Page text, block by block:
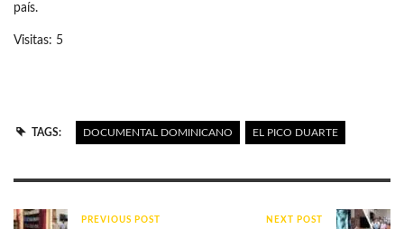
país.
Visitas: 5
TAGS: DOCUMENTAL DOMINICANO EL PICO DUARTE
PREVIOUS POST NEXT POST